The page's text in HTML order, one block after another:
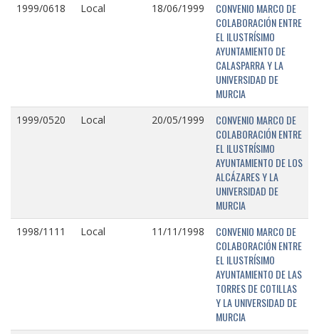
1999/0618 Local 18/06/1999
CONVENIO MARCO DE
COLABORACIÓN ENTRE
EL ILUSTRÍSIMO
AYUNTAMIENTO DE
CALASPARRA Y LA
UNIVERSIDAD DE
MURCIA
1999/0520 Local 20/05/1999
CONVENIO MARCO DE
COLABORACIÓN ENTRE
EL ILUSTRÍSIMO
AYUNTAMIENTO DE LOS
ALCÁZARES Y LA
UNIVERSIDAD DE
MURCIA
1998/1111 Local 11/11/1998
CONVENIO MARCO DE
COLABORACIÓN ENTRE
EL ILUSTRÍSIMO
AYUNTAMIENTO DE LAS
TORRES DE COTILLAS
Y LA UNIVERSIDAD DE
MURCIA